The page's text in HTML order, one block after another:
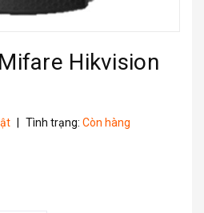
Hikvision
Tình trạng: Còn hàng